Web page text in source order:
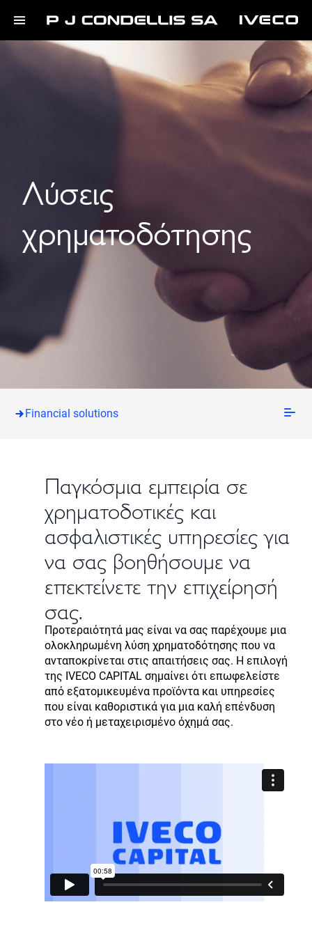
Λύσεις
χρηματοδότησης
Financial solutions
Παγκόσμια εμπειρία σε
χρηματοδοτικές και
ασφαλιστικές υπηρεσίες για
να σας βοηθήσουμε να
επεκτείνετε την επιχείρησή
σας.
Προτεραιότητά μας είναι να σας παρέχουμε μια
ολοκληρωμένη λύση χρηματοδότησης που να
ανταποκρίνεται στις απαιτήσεις σας. Η επιλογή
της IVECO CAPITAL σημαίνει ότι επωφελείστε
από εξατομικευμένα προϊόντα και υπηρεσίες
που είναι καθοριστικά για μια καλή επένδυση
στο νέο ή μεταχειρισμένο όχημά σας.